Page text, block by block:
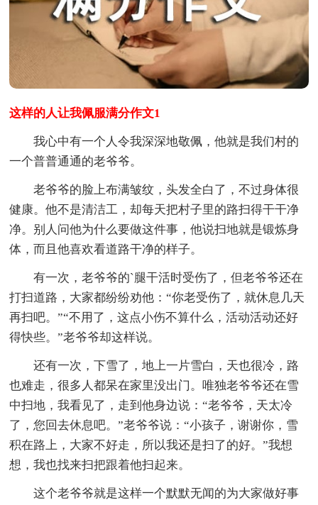
这样的人让我佩服满分作文1
我心中有一个人令我深深地敬佩，他就是我们村的
一个普普通通的老爷爷。
老爷爷的脸上布满皱纹，头发全白了，不过身体很
健康。他不是清洁工，却每天把村子里的路扫得干干净
净。别人问他为什么要做这件事，他说扫地就是锻炼身
体，而且他喜欢看道路干净的样子。
有一次，老爷爷的`腿干活时受伤了，但老爷爷还在
打扫道路，大家都纷纷劝他：“你老受伤了，就休息几天
再扫吧。”“不用了，这点小伤不算什么，活动活动还好
得快些。”老爷爷却这样说。
还有一次，下雪了，地上一片雪白，天也很冷，路
也难走，很多人都呆在家里没出门。唯独老爷爷还在雪
中扫地，我看见了，走到他身边说：“老爷爷，天太冷
了，您回去休息吧。”老爷爷说：“小孩子，谢谢你，雪
积在路上，大家不好走，所以我还是扫了的好。”我想
想，我也找来扫把跟着他扫起来。
这个老爷爷就是这样一个默默无闻的为大家做好事